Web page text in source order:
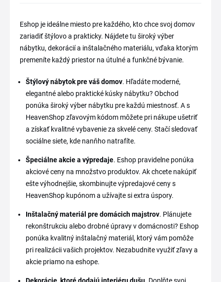
Eshop je ideálne miesto pre každého, kto chce svoj domov
zariadiť štýlovo a prakticky. Nájdete tu široký výber
nábytku, dekorácií a inštalačného materiálu, vďaka ktorým
premeníte každý priestor na útulné a funkčné bývanie.
Štýlový nábytok pre váš domov. Hľadáte moderné,
elegantné alebo praktické kúsky nábytku? Obchod
ponúka široký výber nábytku pre každú miestnosť. A s
HeavenShop zľavovým kódom môžete pri nákupe ušetriť
a získať kvalitné vybavenie za skvelé ceny. Stačí sledovať
sociálne siete, kde nanňho natrafíte.
Špeciálne akcie a výpredaje. Eshop pravidelne ponúka
akciové ceny na množstvo produktov. Ak chcete nakúpiť
ešte výhodnejšie, skombinujte výpredajové ceny s
HeavenShop kupónom a užívajte si extra úspory.
Inštalačný materiál pre domácich majstrov. Plánujete
rekonštrukciu alebo drobné úpravy v domácnosti? Eshop
ponúka kvalitný inštalačný materiál, ktorý vám pomôže
pri realizácii vašich projektov. Nezabudnite využiť zľavy a
akcie priamo na eshope.
Dekorácie, ktoré dodajú interiéru dušu . Doplňte svoj